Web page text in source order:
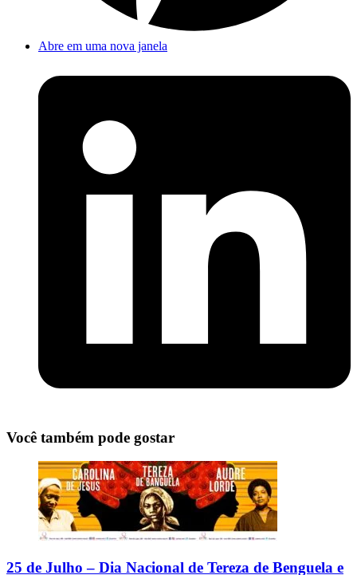
Abre em uma nova janela
Você também pode gostar
25 de Julho – Dia Nacional de Tereza de Benguela e